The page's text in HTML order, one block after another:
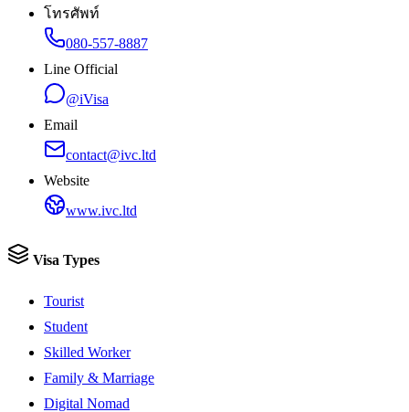
โทรศัพท์
080-557-8887
Line Official
@iVisa
Email
contact@ivc.ltd
Website
www.ivc.ltd
Visa Types
Tourist
Student
Skilled Worker
Family & Marriage
Digital Nomad